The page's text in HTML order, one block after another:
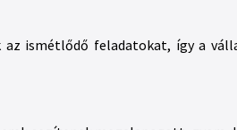
ismétlődő feladatokat, így a